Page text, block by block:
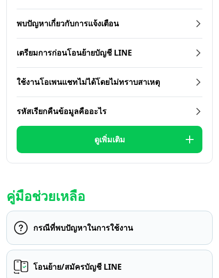
พบปัญหาเกี่ยวกับการแจ้งเตือน
เตรียมการก่อนโอนย้ายบัญชี LINE
ใช้งานโอเพนแชทไม่ได้โดยไม่ทราบสาเหตุ
รหัสเรียกคืนข้อมูลคืออะไร
ดูเพิ่มเติม
คู่มือช่วยเหลือ
กรณีที่พบปัญหาในการใช้งาน
โอนย้าย/สมัครบัญชี LINE